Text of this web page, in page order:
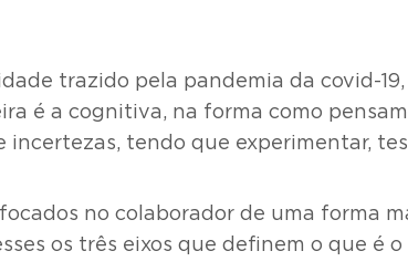
trazido pela pandemia da covid-
é a cognitiva, na forma como
incertezas, tendo que experimentar,
no colaborador de uma forma
os três eixos que definem o que é